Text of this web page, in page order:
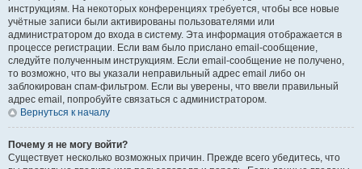
инструкциям. На некоторых конференциях требуется, чтобы все новые
учётные записи были активированы пользователями или
администратором до входа в систему. Эта информация отображается в
процессе регистрации. Если вам было прислано email-сообщение,
следуйте полученным инструкциям. Если email-сообщение не получено,
то возможно, что вы указали неправильный адрес email либо он
заблокирован спам-фильтром. Если вы уверены, что ввели правильный
адрес email, попробуйте связаться с администратором.
Вернуться к началу
Почему я не могу войти?
Существует несколько возможных причин. Прежде всего убедитесь, что